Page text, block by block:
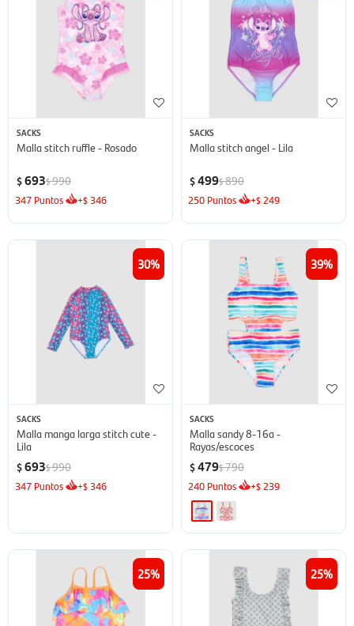
SACKS
Malla stitch ruffle - Rosado
$693$990
347 Puntos +$ 346
SACKS
Malla stitch angel - Lila
$499$890
250 Puntos +$ 249
30
SACKS
Malla manga larga stitch cute -
Lila
$693$990
347 Puntos +$ 346
39
SACKS
Malla sandy 8-16a -
Rayas/escoces
$479$790
240 Puntos +$ 239
25 25